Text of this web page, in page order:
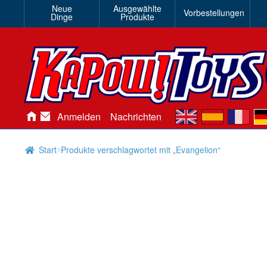
Neue
Dinge
Ausgewählte
Produkte Vorbestellungen
Anmelden Nachrichten en es de
Start Produkte verschlagwortet mit „Evangelion“